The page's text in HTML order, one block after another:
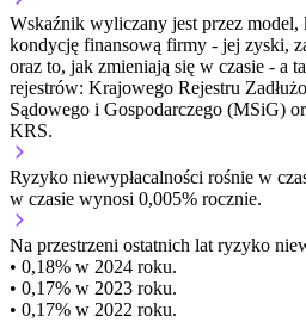
Wskaźnik wyliczany jest przez model,
kondycję finansową firmy - jej zyski,
oraz to, jak zmieniają się w czasie - a
rejestrów: Krajowego Rejestru
Sądowego i Gospodarczego (MSiG)
KRS.
Ryzyko niewypłacalności rośnie w
w czasie wynosi 0,005% rocznie.
Na przestrzeni ostatnich lat ryzyko
• 0,18% w 2024 roku.
• 0,17% w 2023 roku.
• 0,17% w 2022 roku.